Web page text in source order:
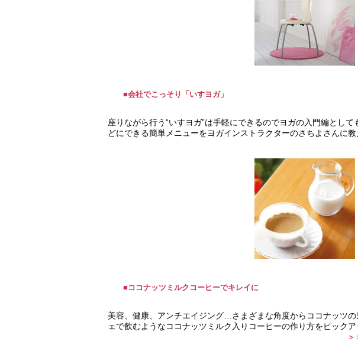
■会社でこっそり「いすヨガ」
座りながら行う“いすヨガ”は手軽にできるのでヨガの入門編とし
どにできる簡単メニューをヨガインストラクターのさちよさんに教
■ココナッツミルクコーヒーでキレイに
美容、健康、アンチエイジング…さまざまな角度からココナッツ
ェで飲むようなココナッツミルク入りコーヒーの作り方をピックア